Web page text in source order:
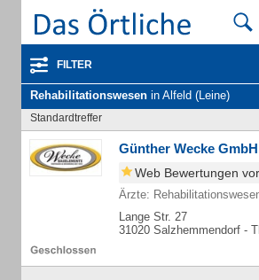
FILTER
Rehabilitationswesen in Alfeld (Leine)
Standardtreffer
Günther Wecke GmbH
Web Bewertungen
Lange Str. 27
31020 Salzhemmendorf -